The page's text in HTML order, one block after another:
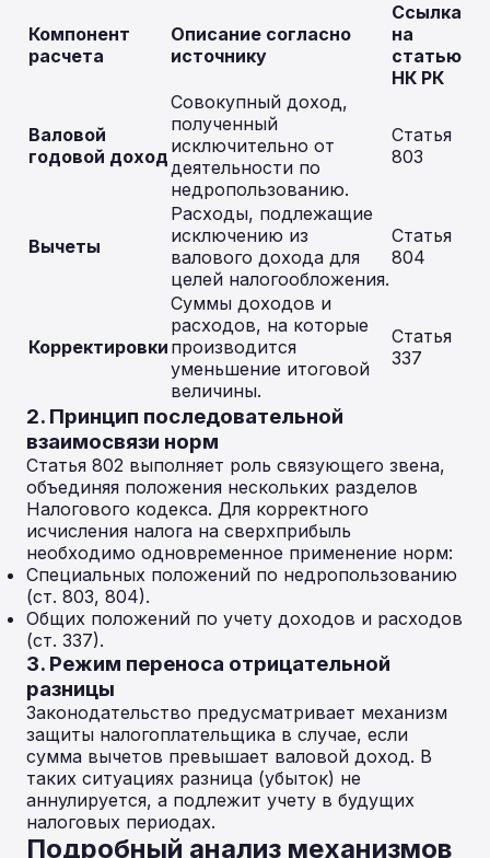
Компонент
расчета
Описание согласно
источнику
Ссылка
на
статью
НК РК
Валовой
годовой доход
Совокупный доход,
полученный
исключительно от
деятельности по
недропользованию.
Статья
803
Вычеты
Расходы, подлежащие
исключению из
валового дохода для
целей налогообложения.
Статья
804
Корректировки
Суммы доходов и
расходов, на которые
производится
уменьшение итоговой
величины.
Статья
337
2. Принцип последовательной
взаимосвязи норм
Статья 802 выполняет роль связующего звена,
объединяя положения нескольких разделов
Налогового кодекса. Для корректного
исчисления налога на сверхприбыль
необходимо одновременное применение норм:
Специальных положений по недропользованию
(ст. 803, 804).
Общих положений по учету доходов и расходов
(ст. 337).
3. Режим переноса отрицательной
разницы
Законодательство предусматривает механизм
защиты налогоплательщика в случае, если
сумма вычетов превышает валовой доход. В
таких ситуациях разница (убыток) не
аннулируется, а подлежит учету в будущих
налоговых периодах.
Подробный анализ механизмов